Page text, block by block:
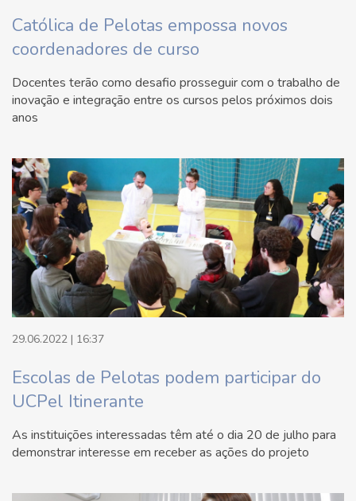
Católica de Pelotas empossa novos
coordenadores de curso
Docentes terão como desafio prosseguir com o trabalho de
inovação e integração entre os cursos pelos próximos dois
anos
29.06.2022 | 16:37
Escolas de Pelotas podem participar do
UCPel Itinerante
As instituições interessadas têm até o dia 20 de julho para
demonstrar interesse em receber as ações do projeto